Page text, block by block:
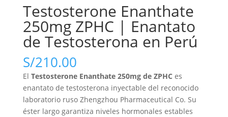
Testosterone Enanthate
250mg ZPHC | Enantato
de Testosterona en Perú
S/210.00
El Testosterone Enanthate 250mg de ZPHC es
enantato de testosterona inyectable del reconocido
laboratorio ruso Zhengzhou Pharmaceutical Co. Su
éster largo garantiza niveles hormonales estables